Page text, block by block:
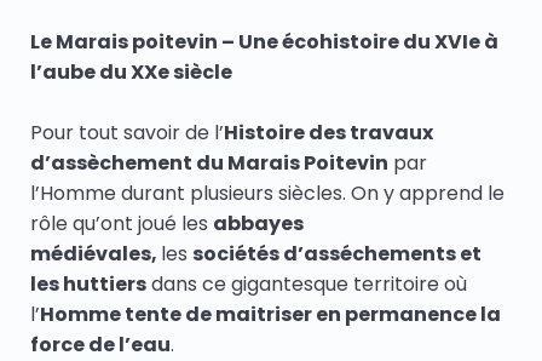
Le Marais poitevin – Une écohistoire du XVIe à
l’aube du XXe siècle
Pour tout savoir de l’Histoire des travaux
d’assèchement du Marais Poitevin par
l’Homme durant plusieurs siècles. On y apprend le
rôle qu’ont joué les abbayes
médiévales, les sociétés d’asséchements et
les huttiersdans ce gigantesque territoire où
l’Homme tente de maitriser en permanence la
force de l’eau.